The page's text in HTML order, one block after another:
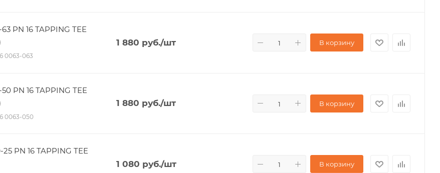
PN 16 TAPPING TEE
0063-063
1 880 руб./шт В корзину
PN 16 TAPPING TEE
0063-050
1 880 руб./шт В корзину
PN 16 TAPPING TEE
1 080 руб./шт В корзину